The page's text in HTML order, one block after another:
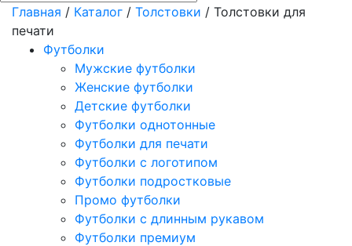
Главная / Каталог / Толстовки / Толстовки для
печати
Футболки
Мужские футболки
Женские футболки
Детские футболки
Футболки однотонные
Футболки для печати
Футболки с логотипом
Футболки подростковые
Промо футболки
Футболки с длинным рукавом
Футболки премиум